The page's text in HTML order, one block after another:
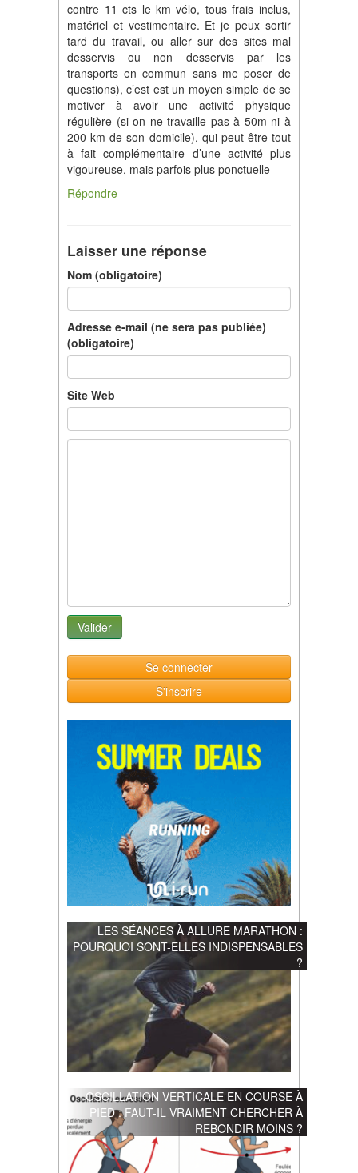
contre 11 cts le km vélo, tous frais inclus,
matériel et vestimentaire. Et je peux sortir
tard du travail, ou aller sur des sites mal
desservis ou non desservis par les
transports en commun sans me poser de
questions), c’est est un moyen simple de se
motiver à avoir une activité physique
régulière (si on ne travaille pas à 50m ni à
200 km de son domicile), qui peut être tout
à fait complémentaire d’une activité plus
vigoureuse, mais parfois plus ponctuelle
Répondre
Laisser une réponse
Nom (obligatoire)
Adresse e-mail (ne sera pas publiée)
(obligatoire)
Site Web
Se connecter
S'inscrire
LES SÉANCES À ALLURE MARATHON :
POURQUOI SONT-ELLES INDISPENSABLES
?
OSCILLATION VERTICALE EN COURSE À
PIED : FAUT-IL VRAIMENT CHERCHER À
REBONDIR MOINS ?